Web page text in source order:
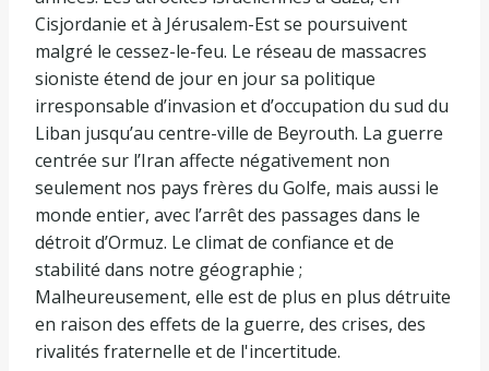
Cisjordanie et à Jérusalem-Est se poursuivent
malgré le cessez-le-feu. Le réseau de massacres
sioniste étend de jour en jour sa politique
irresponsable d’invasion et d’occupation du sud du
Liban jusqu’au centre-ville de Beyrouth. La guerre
centrée sur l’Iran affecte négativement non
seulement nos pays frères du Golfe, mais aussi le
monde entier, avec l’arrêt des passages dans le
détroit d’Ormuz. Le climat de confiance et de
stabilité dans notre géographie ;
Malheureusement, elle est de plus en plus détruite
en raison des effets de la guerre, des crises, des
rivalités fraternelle et de l'incertitude.